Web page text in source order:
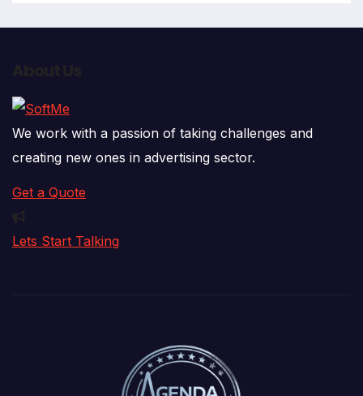
We work with a passion of taking challenges and
creating new ones in advertising sector.
Get a Quote
Lets Start Talking